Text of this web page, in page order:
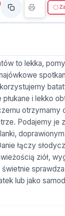
to lekka,
płukane i lekko
otrzymamy
Podajemy je
łączy
ziół,
lub jako